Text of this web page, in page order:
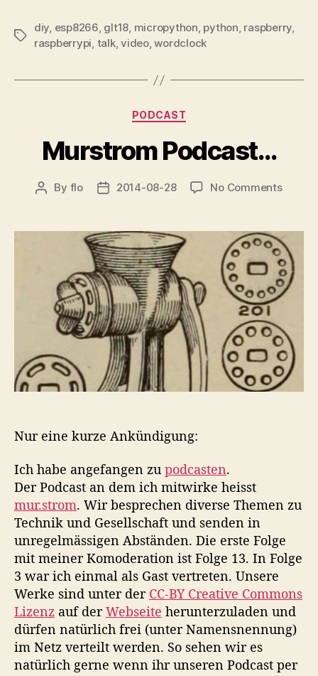
Tags
diy, esp8266, glt18, micropython, python, raspberry,
raspberrypi, talk,video,wordclock
Categories
PODCAST
Murstrom Podcast…
Post
By flo
Post2014-08-28 No Commentson
Nur eine kurze Ankündigung:
Ich habe angefangen zu podcasten.
Der Podcast an dem ich mitwirke heisst
mur.strom. Wir besprechen diverse Themen zu
Technik und Gesellschaft und senden in
unregelmässigen Abständen. Die erste Folge
mit meiner Komoderation ist Folge 13. In Folge
3 war ich einmal als Gast vertreten. Unsere
Werke sind unter der CC-BY Creative Commons
Lizenz auf derWebseite herunterzuladen und
dürfen natürlich frei (unter Namensnennung)
im Netz verteilt werden. So sehen wir es
natürlich gerne wenn ihr unseren Podcast per